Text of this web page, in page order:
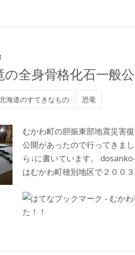
全身骨格化石一般
海道のすてきなもの 恐竜
むかわ町の胆振東部地震災害
公開があったので行ってきま
ら↓に書いています。
はむかわ町穂別地区で２００